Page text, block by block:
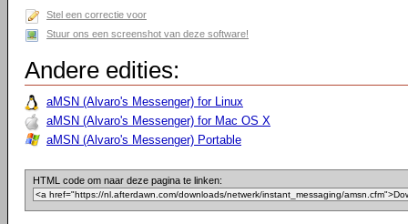
Stel een correctie voor
Stuur ons een screenshot van deze software!
Andere edities:
aMSN (Alvaro's Messenger) for Linux
aMSN (Alvaro's Messenger) for Mac OS X
aMSN (Alvaro's Messenger) Portable
HTML code om naar deze pagina te linken: